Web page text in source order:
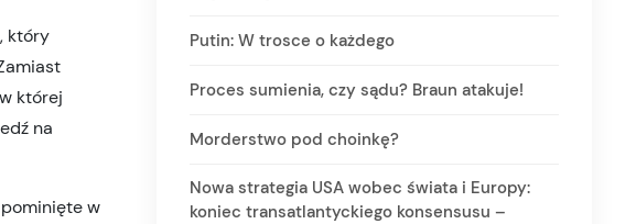
który
której
na
w
Putin: W trosce o każdego
Proces sumienia, czy sądu? Braun atakuje!
Morderstwo pod choinkę?
Nowa strategia USA wobec świata i Europy:
koniec transatlantyckiego konsensusu –